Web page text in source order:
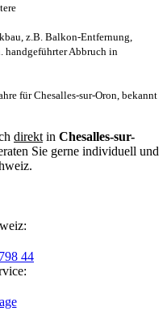
z.B. Balkon-Entfernung,
handgeführter Abbruch in
für Chesalles-sur-Oron, bekannt
direkt in Chesalles-sur-
Sie gerne individuell und
44